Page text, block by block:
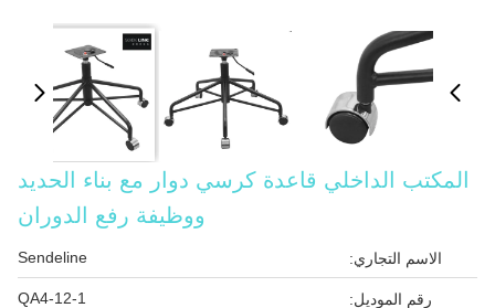
المكتب الداخلي قاعدة كرسي دوار مع بناء الحديد
ووظيفة رفع الدوران
الاسم التجاري: Sendeline
رقم الموديل: QA4-12-1